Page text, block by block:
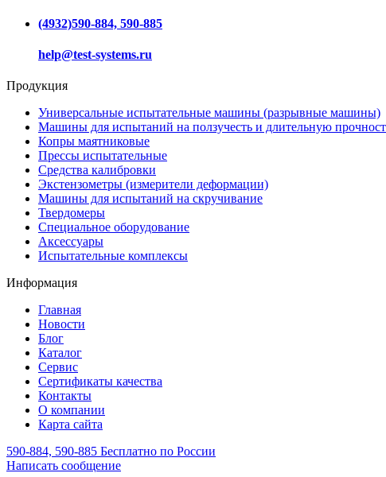
(4932)590-884, 590-885
help@test-systems.ru
Продукция
Универсальные испытательные машины (разрывные машины)
Машины для испытаний на ползучесть и длительную
Копры маятниковые
Прессы испытательные
Средства калибровки
Экстензометры (измерители деформации)
Машины для испытаний на скручивание
Твердомеры
Специальное оборудование
Аксессуары
Испытательные комплексы
Информация
Главная
Новости
Блог
Каталог
Сервис
Сертификаты качества
Контакты
О компании
Карта сайта
590-884, 590-885 Бесплатно по России
Написать сообщение